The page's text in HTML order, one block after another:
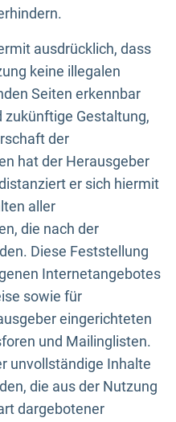
ausdrücklich, dass
keine illegalen
Seiten erkennbar
Gestaltung,
der
hat der Herausgeber
er sich hiermit
aller
die nach der
Diese Feststellung
Internetangebotes
sowie für
eingerichteten
und Mailinglisten.
unvollständige Inhalte
die aus der Nutzung
dargebotener